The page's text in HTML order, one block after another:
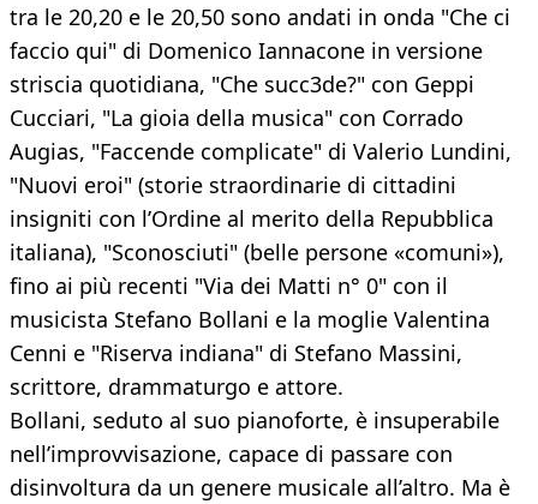
tra le 20,20 e le 20,50 sono andati in onda "Che ci
faccio qui" di Domenico Iannacone in versione
striscia quotidiana, "Che succ3de?" con Geppi
Cucciari, "La gioia della musica" con Corrado
Augias, "Faccende complicate" di Valerio Lundini,
"Nuovi eroi" (storie straordinarie di cittadini
insigniti con l’Ordine al merito della Repubblica
italiana), "Sconosciuti" (belle persone «comuni»),
fino ai più recenti "Via dei Matti n° 0" con il
musicista Stefano Bollani e la moglie Valentina
Cenni e "Riserva indiana" di Stefano Massini,
scrittore, drammaturgo e attore.
Bollani, seduto al suo pianoforte, è insuperabile
nell’improvvisazione, capace di passare con
disinvoltura da un genere musicale all’altro. Ma è